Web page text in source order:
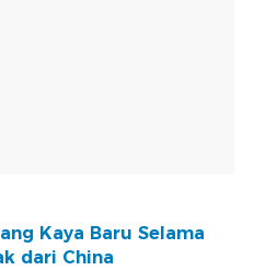
Kaya Baru Selama
dari China